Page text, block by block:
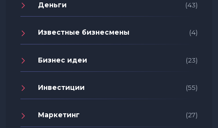
Деньги (43)
Известные бизнесмены (4)
Бизнес идеи (23)
Инвестиции (55)
Маркетинг (27)